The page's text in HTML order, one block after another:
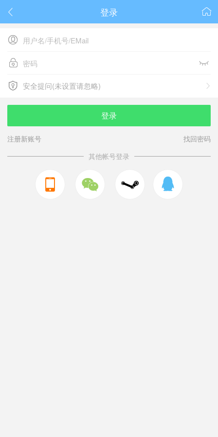
 
登录

 
 
安全提问(未设置请忽略)
安全提问(未设置请忽略)
登录
注册新账号
找回密码
其他帐号登录
  